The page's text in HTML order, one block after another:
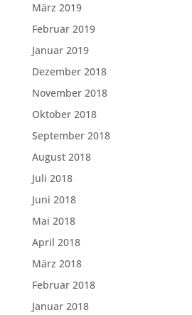
März 2019
Februar 2019
Januar 2019
Dezember 2018
November 2018
Oktober 2018
September 2018
August 2018
Juli 2018
Juni 2018
Mai 2018
April 2018
März 2018
Februar 2018
Januar 2018